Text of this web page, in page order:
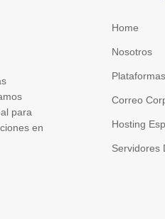
para
en
Home
Nosotros
Correo
Hosting
Servidores